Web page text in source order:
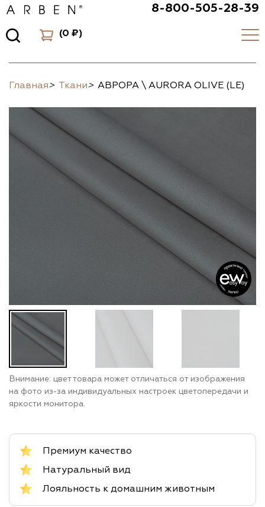
8-800-505-28-39
(0 ₽)
Главная> Ткани> АВРОРА \ AURORA OLIVE (LE)
Внимание: цвет товара может отличаться от изображения
на фото из-за индивидуальных настроек цветопередачи и
яркости монитора.
Премиум качество
Натуральный вид
Лояльность к домашним животным